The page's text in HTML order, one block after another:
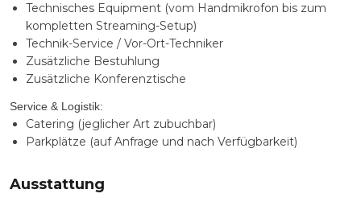
Technisches Equipment (vom Handmikrofon bis zum
kompletten Streaming-Setup)
Technik-Service / Vor-Ort-Techniker
Zusätzliche Bestuhlung
Zusätzliche Konferenztische
Service & Logistik:
Catering (jeglicher Art zubuchbar)
Parkplätze (auf Anfrage und nach Verfügbarkeit)
Ausstattung